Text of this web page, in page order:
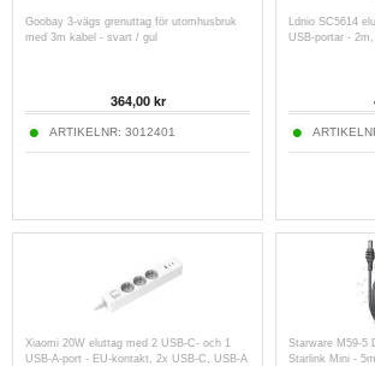
Goobay 3-vägs grenuttag för utomhusbruk
med 3m kabel - svart / gul
364,00kr
ARTIKELNR: 3012401
Ldnio SC5614
USB-portar -
Xiaomi 20W eluttag med 2 USB-C- och 1
USB-A-port - EU-kontakt, 2x USB-C, USB-A
Starware M59-5
Starlink Mini - 5m